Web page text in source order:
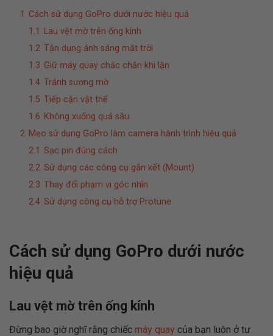
1
Cách sử dụng GoPro dưới nước hiệu quả
1.1
Lau vệt mờ trên ống kính
1.2 Tận dụng ánh sáng mặt trời
1.3 Giữ máy quay chắc chắn khi lặn
1.4 Tránh sương mờ
1.5 Tiếp cận vật thể
1.6 Không xuống quá sâu
2 Mẹo sử dụng GoPro làm camera hành trình hiệu quả
2.1 Sạc pin đúng cách
2.2 Sử dụng các công cụ gắn kết (Mount)
2.3 Thay đổi phạm vi góc nhìn
2.4 Sử dụng công cụ hỗ trợ Protune
Cách sử dụng GoPro dưới nước
hiệu quả
Lau vệt mờ trên ống kính
Đừng bao giờ nghĩ rằng chiếc máy quay của bạn luôn ở tư